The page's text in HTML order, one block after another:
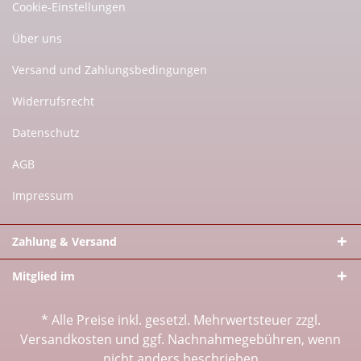
Cookie-Einstellungen
Über uns
Versand und Zahlungsbedingungen
Widerrufsrecht
Datenschutz
AGB
Impressum
Zahlung & Versand
Mitglied im
* Alle Preise inkl. gesetzl. Mehrwertsteuer zzgl.
Versandkosten und ggf. Nachnahmegebühren, wenn